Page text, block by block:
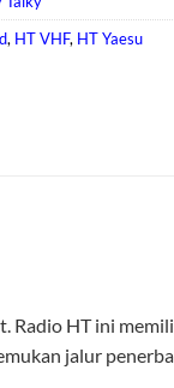
, HT VHF, HT Yaesu
HT ini
jalur